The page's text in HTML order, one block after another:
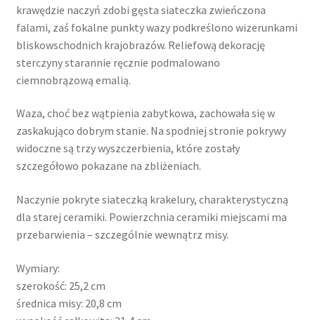
krawędzie naczyń zdobi gęsta siateczka zwieńczona
falami, zaś fokalne punkty wazy podkreślono wizerunkami
bliskowschodnich krajobrazów. Reliefową dekorację
sterczyny starannie ręcznie podmalowano
ciemnobrązową emalią.
Waza, choć bez wątpienia zabytkowa, zachowała się w
zaskakująco dobrym stanie. Na spodniej stronie pokrywy
widoczne są trzy wyszczerbienia, które zostały
szczegółowo pokazane na zbliżeniach.
Naczynie pokryte siateczką krakelury, charakterystyczną
dla starej ceramiki. Powierzchnia ceramiki miejscami ma
przebarwienia – szczególnie wewnątrz misy.
Wymiary:
szerokość: 25,2 cm
średnica misy: 20,8 cm